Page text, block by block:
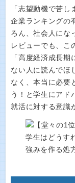
「志望動機で苦
企業ランキングの
ろん、社会人にな
レビューでも、こ
「高度経済成長
ない人に読んでほ
なく、本当に必要
う！と学生にアド
就活に対する意識